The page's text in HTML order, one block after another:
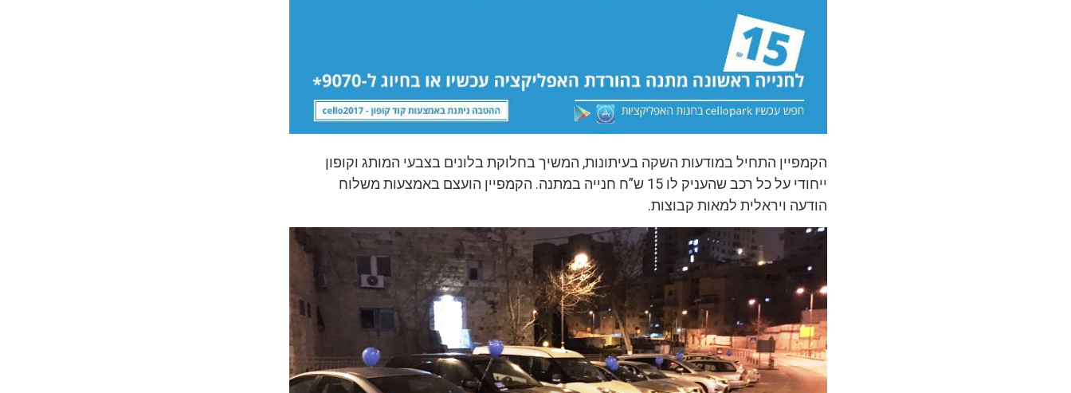
הקמפיין התחיל במודעות השקה בעיתונות, המשיך בחלוקת בלונים בצבעי המותג וקופון
ייחודי על כל רכב שהעניק לו 15 ש”ח חנייה במתנה. הקמפיין הועצם באמצעות משלוח
הודעה ויראלית למאות קבוצות.